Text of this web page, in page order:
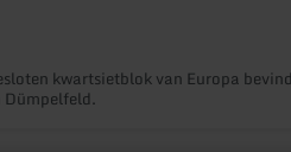
kwartsietblok van Europa
Dümpelfeld.